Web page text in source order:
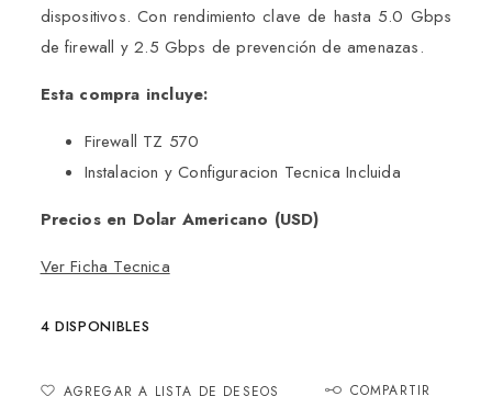
dispositivos. Con rendimiento clave de hasta 5.0 Gbps
de firewall y 2.5 Gbps de prevención de amenazas.
Esta compra incluye:
Firewall TZ 570
Instalacion y Configuracion Tecnica Incluida
Precios en Dolar Americano (USD)
Ver Ficha Tecnica
4 DISPONIBLES
AGREGAR A LISTA DE DESEOS COMPARTIR